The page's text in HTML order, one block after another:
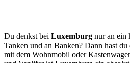
Du denkst bei Luxemburg nur an ein
Tanken und an Banken? Dann hast
mit dem Wohnmobil oder